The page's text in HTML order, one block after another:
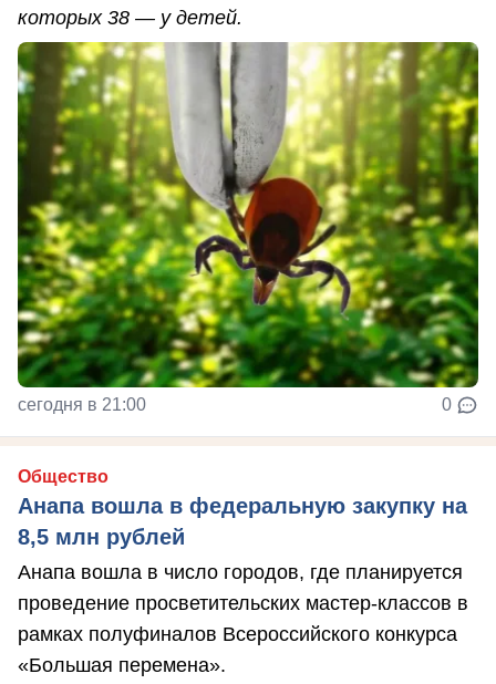
которых 38 — у детей.
сегодня в 21:00 0
Общество
Анапа вошла в федеральную закупку на
8,5 млн рублей
Анапа вошла в число городов, где планируется
проведение просветительских мастер-классов в
рамках полуфиналов Всероссийского конкурса
«Большая перемена».